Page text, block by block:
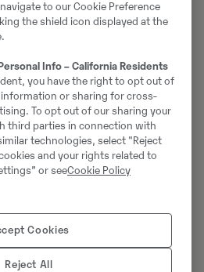
i Västerås.
barn, fem barnbarn och
to our Cookie Preference
the shield icon displayed at the
Info – California Residents
you have the right to opt out of
or sharing for cross-
To opt out of our sharing your
third parties in connection with
technologies, select "Reject
and your rights related to
or seeCookie Policy
Cookies
Reject All